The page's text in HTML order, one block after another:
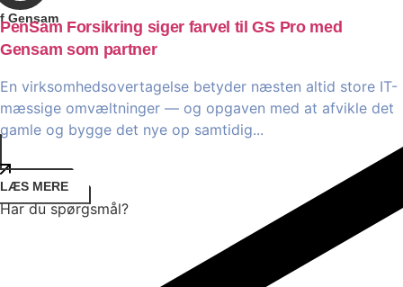
Gensam
PenSam Forsikring siger farvel til GS Pro med
Gensam som partner
En virksomhedsovertagelse betyder næsten altid store IT-
mæssige omvæltninger — og opgaven med at afvikle det
gamle og bygge det nye op samtidig...
LÆS MERE
Har du spørgsmål?